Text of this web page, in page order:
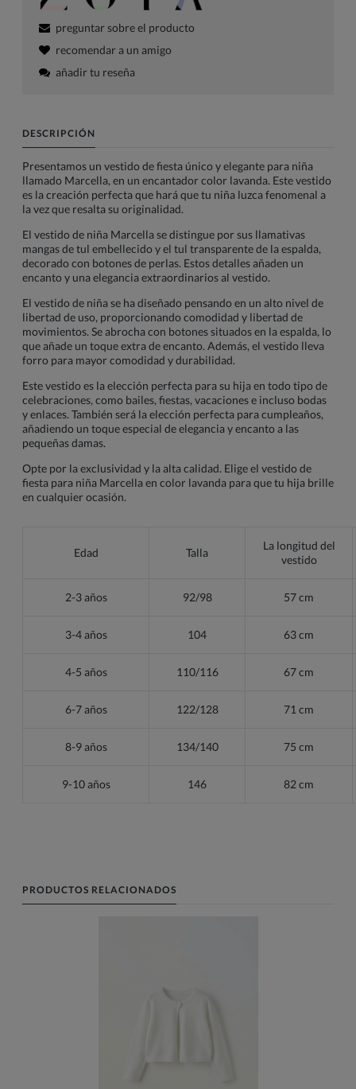
preguntar sobre el producto
recomendar a un amigo
añadir tu reseña
DESCRIPCIÓN
Presentamos un vestido de fiesta único y elegante para niña
llamado Marcella, en un encantador color lavanda. Este vestido
es la creación perfecta que hará que tu niña luzca fenomenal a
la vez que resalta su originalidad.
El vestido de niña Marcella se distingue por sus llamativas
mangas de tul embellecido y el tul transparente de la espalda,
decorado con botones de perlas. Estos detalles añaden un
encanto y una elegancia extraordinarios al vestido.
El vestido de niña se ha diseñado pensando en un alto nivel de
libertad de uso, proporcionando comodidad y libertad de
movimientos. Se abrocha con botones situados en la espalda, lo
que añade un toque extra de encanto. Además, el vestido lleva
forro para mayor comodidad y durabilidad.
Este vestido es la elección perfecta para su hija en todo tipo de
celebraciones, como bailes, fiestas, vacaciones e incluso bodas
y enlaces. También será la elección perfecta para cumpleaños,
añadiendo un toque especial de elegancia y encanto a las
pequeñas damas.
Opte por la exclusividad y la alta calidad. Elige el vestido de
fiesta para niña Marcella en color lavanda para que tu hija brille
en cualquier ocasión.
Edad Talla
La longitud del
vestido
2-3 años 92/98 57 cm
3-4 años 104 63 cm
4-5 años 110/116 67 cm
6-7 años 122/128 71 cm
8-9 años 134/140 75 cm
9-10 años 146 82 cm
PRODUCTOS RELACIONADOS